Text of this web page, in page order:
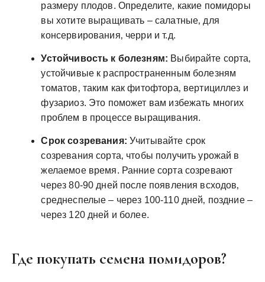
размеру плодов. Определите‚ какие помидоры
вы хотите выращивать – салатные‚ для
консервирования‚ черри и т.д.
Устойчивость к болезням: Выбирайте сорта‚
устойчивые к распространенным болезням
томатов‚ таким как фитофтора‚ вертициллез и
фузариоз. Это поможет вам избежать многих
проблем в процессе выращивания.
Срок созревания: Учитывайте срок
созревания сорта‚ чтобы получить урожай в
желаемое время. Ранние сорта созревают
через 80-90 дней после появления всходов‚
среднеспелые – через 100-110 дней‚ поздние –
через 120 дней и более.
Где покупать семена помидоров?